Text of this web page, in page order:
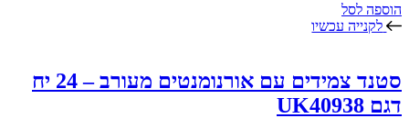
הוספה לסל
לקנייה עכשיו
סטנד צמידים עם אורנומנטים מעורב – 24 יח
דגם UK40938